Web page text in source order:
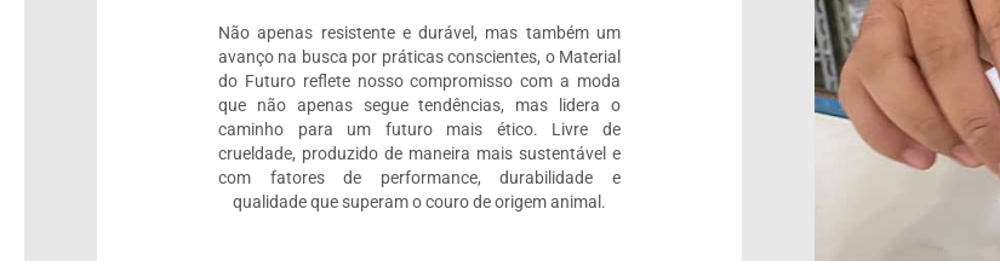
Não apenas resistente e durável, mas também um
avanço na busca por práticas conscientes, o Material
do Futuro reflete nosso compromisso com a moda
que não apenas segue tendências, mas lidera o
caminho para um futuro mais ético. Livre de
crueldade, produzido de maneira mais sustentável e
com fatores de performance, durabilidade e
qualidade que superam o couro de origem animal.